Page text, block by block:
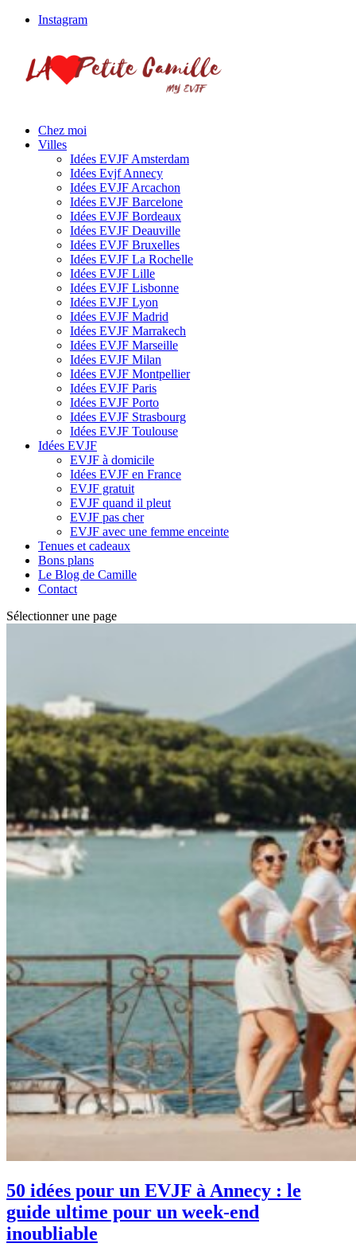
Instagram
Chez moi
Villes
Idées EVJF Amsterdam
Idées Evjf Annecy
Idées EVJF Arcachon
Idées EVJF Barcelone
Idées EVJF Bordeaux
Idées EVJF Deauville
Idées EVJF Bruxelles
Idées EVJF La Rochelle
Idées EVJF Lille
Idées EVJF Lisbonne
Idées EVJF Lyon
Idées EVJF Madrid
Idées EVJF Marrakech
Idées EVJF Marseille
Idées EVJF Milan
Idées EVJF Montpellier
Idées EVJF Paris
Idées EVJF Porto
Idées EVJF Strasbourg
Idées EVJF Toulouse
Idées EVJF
EVJF à domicile
Idées EVJF en France
EVJF gratuit
EVJF quand il pleut
EVJF pas cher
EVJF avec une femme enceinte
Tenues et cadeaux
Bons plans
Le Blog de Camille
Contact
Sélectionner une page
50 idées pour un EVJF à Annecy : le
guide ultime pour un week-end
inoubliable